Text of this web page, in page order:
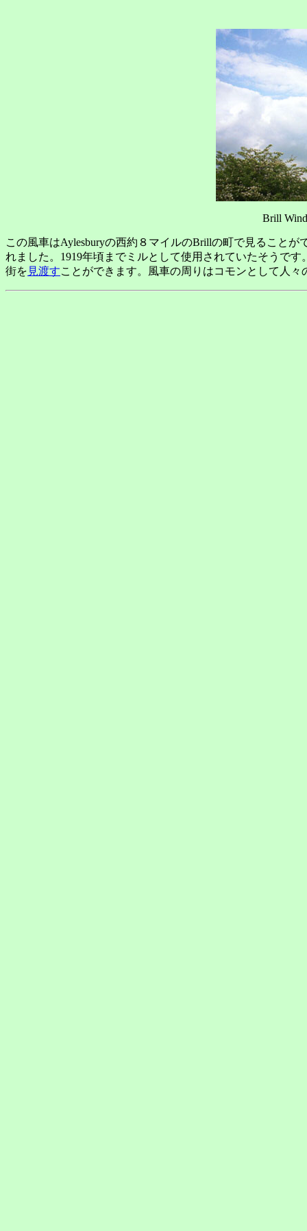
Brill
この風車はAylesburyの西約８マイルのBrillの町で見ること
れました。1919年頃までミルとして使用されていたそうです
街を 見渡すことができます。風車の周りはコモンとして人